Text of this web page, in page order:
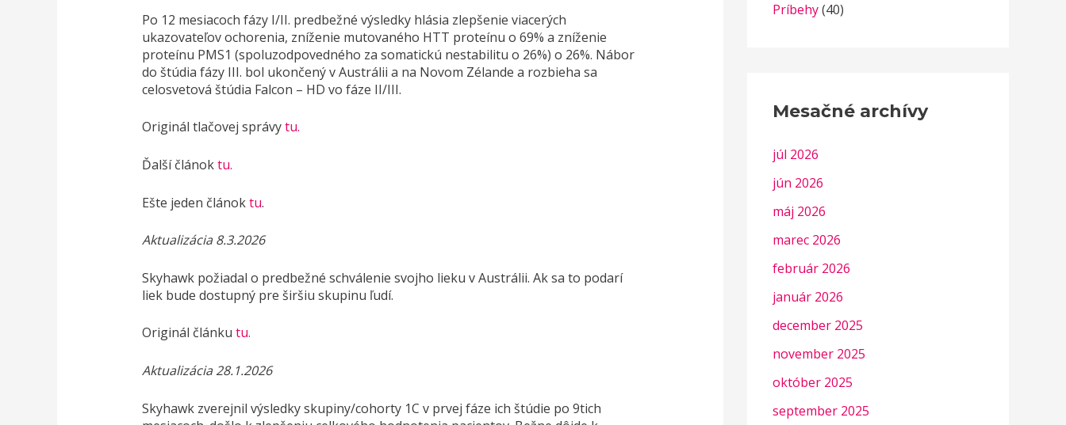
Po 12 mesiacoch fázy I/II. predbežné výsledky hlásia zlepšenie viacerých
ukazovateľov ochorenia, zníženie mutovaného HTT proteínu o 69% a zníženie
proteínu PMS1 (spoluzodpovedného za somatickú nestabilitu o 26%) o 26%. Nábor
do štúdia fázy III. bol ukončený v Austrálii a na Novom Zélande a rozbieha sa
celosvetová štúdia Falcon – HD vo fáze II/III.
Originál tlačovej správytu.
Ďalší článoktu.
Ešte jeden článoktu.
Aktualizácia 8.3.2026
Skyhawk požiadal o predbežné schválenie svojho lieku v Austrálii. Ak sa to podarí
liek bude dostupný pre širšiu skupinu ľudí.
Originál článku tu.
Aktualizácia 28.1.2026
Skyhawk zverejnil výsledky skupiny/cohorty 1C v prvej fáze ich štúdie po 9tich
Príbehy(40)
Mesačné archívy
júl 2026
jún 2026
máj 2026
marec 2026
február 2026
január 2026
december 2025
november 2025
október 2025
september 2025